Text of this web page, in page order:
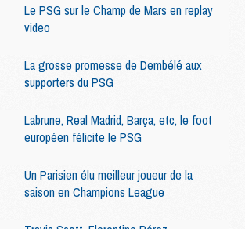
Le PSG sur le Champ de Mars en replay
video
La grosse promesse de Dembélé aux
supporters du PSG
Labrune, Real Madrid, Barça, etc, le foot
européen félicite le PSG
Un Parisien élu meilleur joueur de la
saison en Champions League